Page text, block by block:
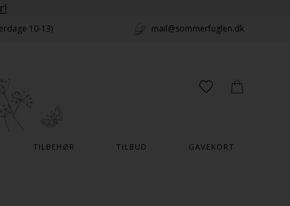
10-13) mail@sommerfuglen.dk
TILBEHØR TILBUD GAVEKORT